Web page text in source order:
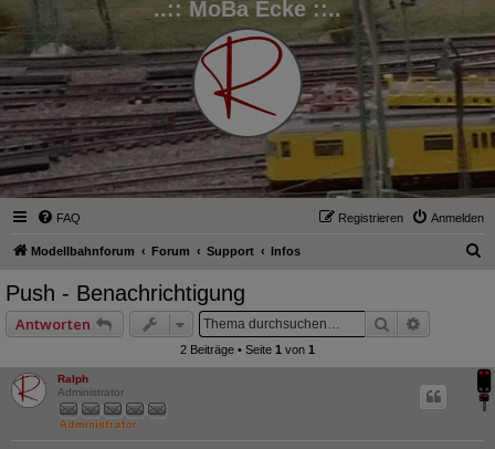
..:: MoBa Ecke ::..
FAQ Anmelden
Registrieren
Modellbahnforum Forum Support Infos
Push - Benachrichtigung
Antworten Suche
2 Beiträge • Seite 1 von 1
Ralph
Administrator